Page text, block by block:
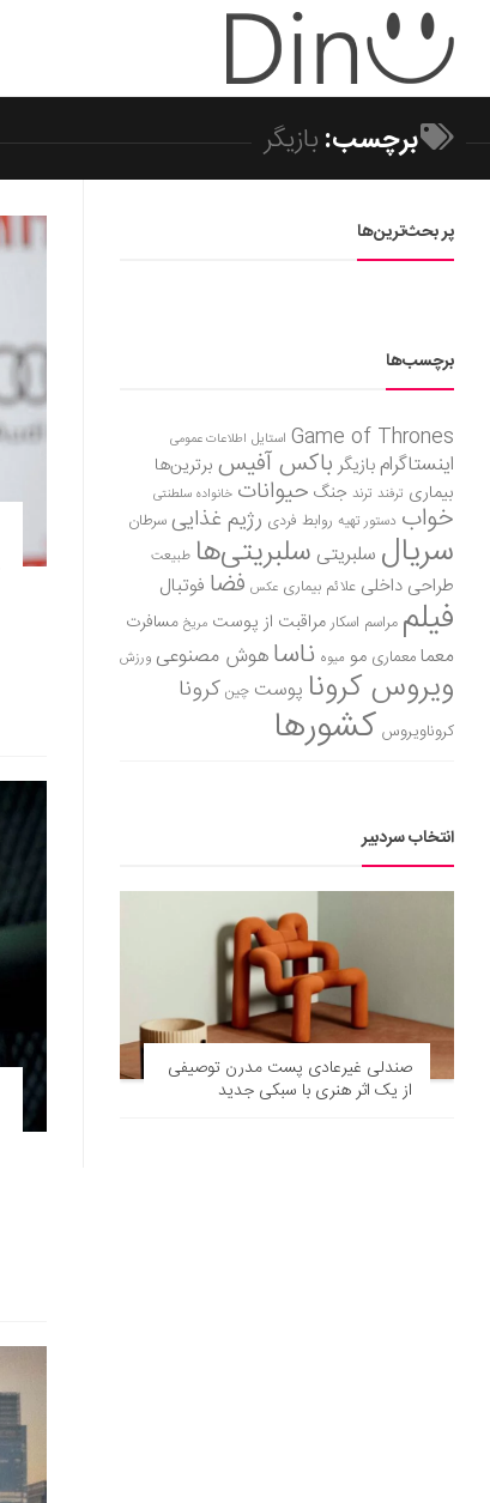
برچسب:بازیگر
پر بحث‌ترین‌ها
برچسب‌ها
Game of Thrones استایل اطلاعات عمومی
اینستاگرام بازیگر باکس آفیس برترین‌ها
بیماری ترفند ترند جنگ حیوانات خانواده سلطنتی
خواب دستور تهیه روابط فردی رژیم غذاییسرطان
سریال سلبریتی سلبریتی‌ها طبیعت
طراحی داخلی علائم بیماری عکس فضا فوتبال
فیلم مراسم اسکارمراقبت از پوست مریخ مسافرت
معمامعماری مو میوه ناساهوش مصنوعی ورزش
ویروس کرونا پوست چین کرونا
کروناویروس کشورها
انتخاب سردبیر
صندلی غیرعادی پست مدرن توصیفی
از یک اثر هنری با سبکی جدید